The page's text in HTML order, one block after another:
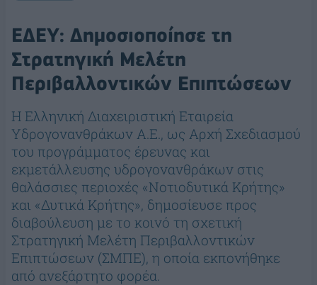
ΕΔΕΥ: Δημοσιοποίησε τη
Στρατηγική Μελέτη
Περιβαλλοντικών Επιπτώσεων
Η Ελληνική Διαχειριστική Εταιρεία
Υδρογονανθράκων Α.Ε., ως Αρχή Σχεδιασμού
του προγράμματος έρευνας και
εκμετάλλευσης υδρογονανθράκων στις
θαλάσσιες περιοχές «Νοτιοδυτικά Κρήτης»
και «Δυτικά Κρήτης», δημοσίευσε προς
διαβούλευση με το κοινό τη σχετική
Στρατηγική Μελέτη Περιβαλλοντικών
Επιπτώσεων (ΣΜΠΕ), η οποία εκπονήθηκε
από ανεξάρτητο φορέα.